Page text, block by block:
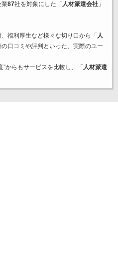
業87社を対象にした「 人材派遣会社」
福利厚生など様々な切り口から「 人
口コミや評判といった、実際のユー
からもサービスを比較し、「 人材派遣